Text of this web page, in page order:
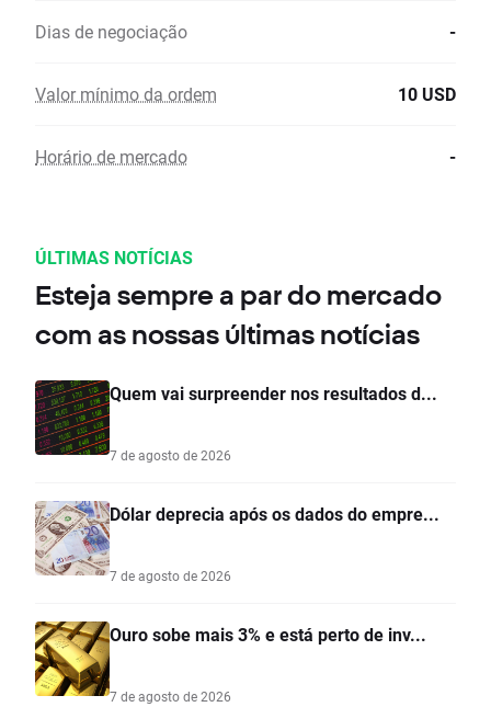
Dias de negociação -
Valor mínimo da ordem 10 USD
Horário de mercado -
ÚLTIMAS NOTÍCIAS
Esteja sempre a par do mercado
com as nossas últimas notícias
Quem vai surpreender nos resultados d...
7 de agosto de 2026
Dólar deprecia após os dados do empre...
7 de agosto de 2026
Ouro sobe mais 3% e está perto de inv...
7 de agosto de 2026